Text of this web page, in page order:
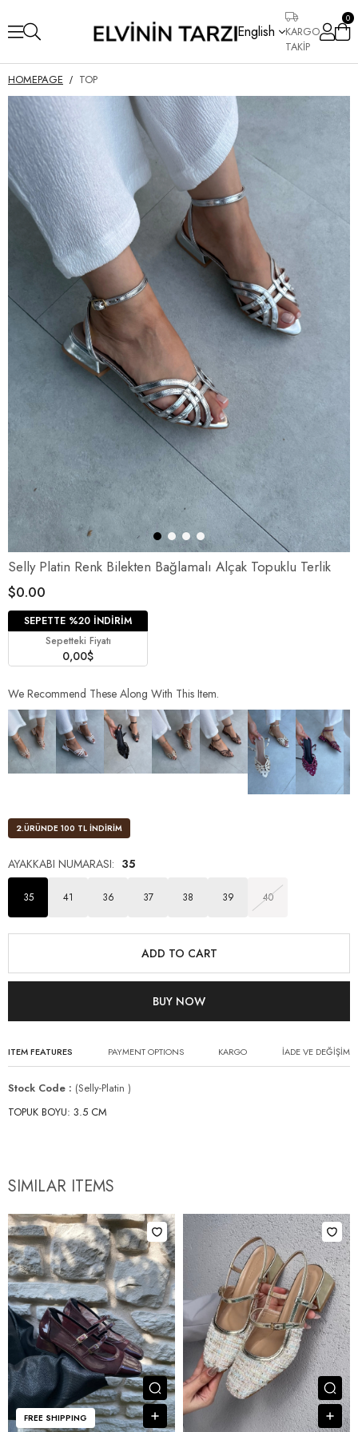
English
KARGO
TAKİP
0
HOMEPAGE TOP
Selly Platin Renk Bilekten Bağlamalı Alçak Topuklu Terlik
$0.00
SEPETTE %20 İNDİRİM
Sepetteki Fiyatı
0,00$
We Recommend These Along With This Item.
2.ÜRÜNDE 100 TL İNDİRİM
AYAKKABI NUMARASI: 35
35 41 36 37 38 39 40
ITEM FEATURES PAYMENT OPTIONS KARGO İADE VE DEĞİŞİM
Stock Code
(Selly-Platin )
TOPUK BOYU: 3.5 CM
SIMILAR ITEMS
FREE SHIPPING
View Item
Add to Cart